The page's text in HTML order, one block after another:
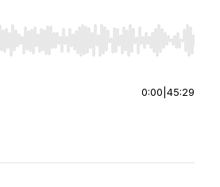
Right to seek, Home/End to jump to
0:00 45:29